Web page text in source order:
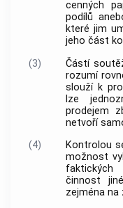
cenných
podílů
které jim
jeho část
(3)
Částí
rozumí
slouží k
lze
prodejem
netvoří
(4)
Kontrolou
možnost
činnost
zejména na